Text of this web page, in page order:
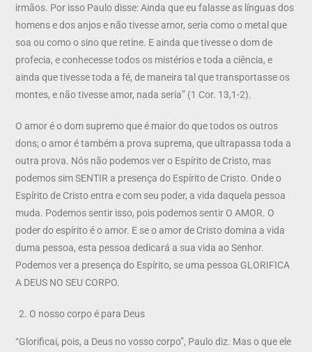
irmãos. Por isso Paulo disse: Ainda que eu falasse as línguas dos
homens e dos anjos e não tivesse amor, seria como o metal que
soa ou como o sino que retine. E ainda que tivesse o dom de
profecia, e conhecesse todos os mistérios e toda a ciência, e
ainda que tivesse toda a fé, de maneira tal que transportasse os
montes, e não tivesse amor, nada seria” (1 Cor. 13,1-2).
O amor é o dom supremo que é maior do que todos os outros
dons; o amor é também a prova suprema, que ultrapassa toda a
outra prova. Nós não podemos ver o Espírito de Cristo, mas
podemos sim SENTIR a presença do Espírito de Cristo. Onde o
Espírito de Cristo entra e com seu poder, a vida daquela pessoa
muda. Podemos sentir isso, pois podemos sentir O AMOR. O
poder do espírito é o amor. E se o amor de Cristo domina a vida
duma pessoa, esta pessoa dedicará a sua vida ao Senhor.
Podemos ver a presença do Espírito, se uma pessoa GLORIFICA
A DEUS NO SEU CORPO.
O nosso corpo é para Deus
“Glorificai, pois, a Deus no vosso corpo”, Paulo diz. Mas o que ele